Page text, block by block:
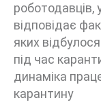
роботодавців,
відповідає
яких
під час
динаміка
карантину